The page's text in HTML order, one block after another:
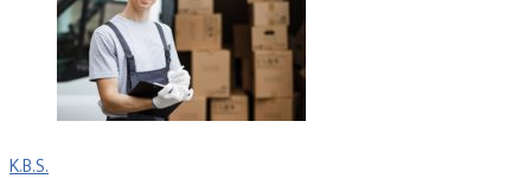
K.B.S.